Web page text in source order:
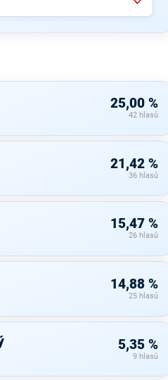
25,00 %
42 hlasů
21,42 %
36 hlasů
15,47 %
26 hlasů
14,88 %
25 hlasů
5,35 %
9 hlasů